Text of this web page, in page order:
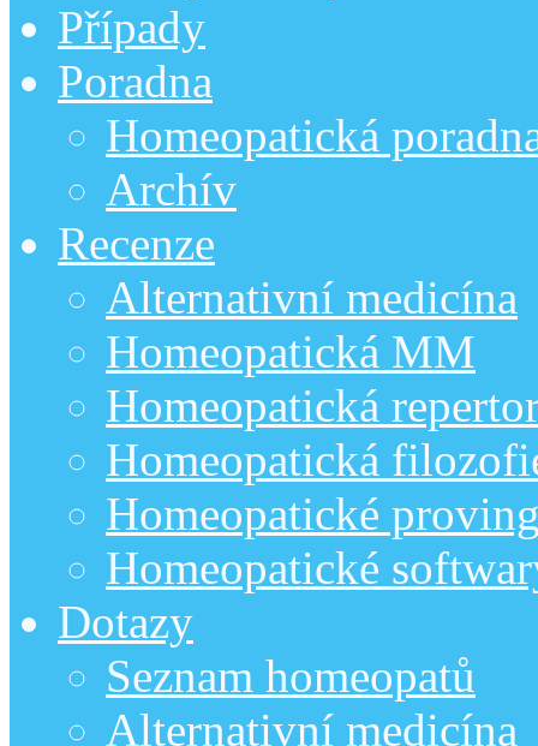
Případy
Poradna
Homeopatická
Archív
Recenze
Alternativní medicína
Homeopatická MM
Homeopatická
Homeopatická
Homeopatické
Homeopatické
Dotazy
Seznam homeopatů
Alternativní medicína